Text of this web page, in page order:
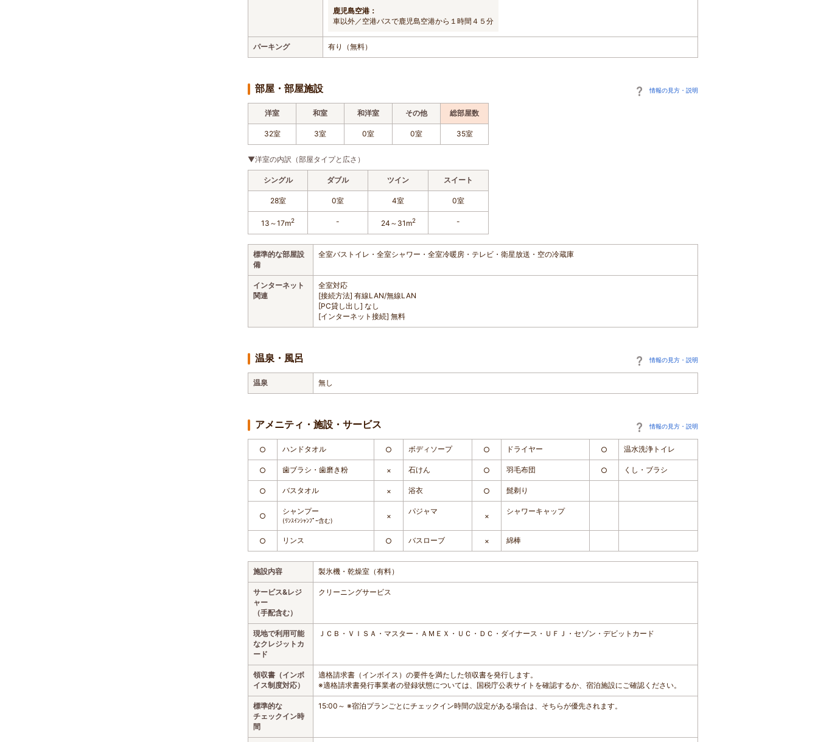
鹿児島空港：
車以外／空港バスで鹿児島空港から１時間４５分
パーキング 有り（無料）
部屋・部屋施設 情報の見方・説明
洋室 和室 和洋室 その他 総部屋数
32室 3室 0室 0室 35室
▼洋室の内訳（部屋タイプと広さ）
シングル ダブル ツイン スイート
28室 0室 4室 0室
13～17m2 - 24～31m2 -
標準的な部屋設
備
全室バストイレ・全室シャワー・全室冷暖房・テレビ・衛星放送・空の冷蔵庫
インターネット
関連
全室対応
[接続方法] 有線LAN/無線LAN
[PC貸し出し] なし
[インターネット接続] 無料
温泉・風呂 情報の見方・説明
温泉 無し
アメニティ・施設・サービス 情報の見方・説明
○ ハンドタオル ○ ボディソープ ○ ドライヤー ○ 温水洗浄トイレ
○ 歯ブラシ・歯磨き粉 × 石けん ○ 羽毛布団 ○ くし・ブラシ
○ バスタオル × 浴衣 ○ 髭剃り
○
シャンプー
(ﾘﾝｽｲﾝｼｬﾝﾌﾟｰ含む) ×
パジャマ
×
シャワーキャップ
○ リンス ○ バスローブ × 綿棒
施設内容 製氷機・乾燥室（有料）
サービス&レジ
ャー
（手配含む）
クリーニングサービス
現地で利用可能
なクレジットカ
ード
ＪＣＢ・ＶＩＳＡ・マスター・ＡＭＥＸ・ＵＣ・ＤＣ・ダイナース・ＵＦＪ・セゾン・デビットカード
領収書（インボ
イス制度対応）
適格請求書（インボイス）の要件を満たした領収書を発行します。
※適格請求書発行事業者の登録状態については、国税庁公表サイトを確認するか、宿泊施設にご確認ください。
標準的な
チェックイン時
間
15:00～ ※宿泊プランごとにチェックイン時間の設定がある場合は、そちらが優先されます。